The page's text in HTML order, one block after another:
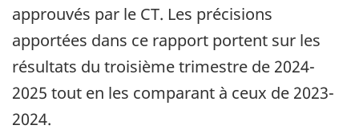
approuvés par le CT. Les précisions
apportées dans ce rapport portent sur les
résultats du troisième trimestre de 2024-
2025 tout en les comparant à ceux de 2023-
2024.